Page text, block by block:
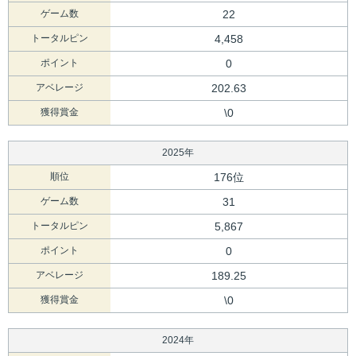
ゲーム数 22
トータルピン 4,458
ポイント 0
アベレージ 202.63
獲得賞金 \0
2025年
順位 176位
ゲーム数 31
トータルピン 5,867
ポイント 0
アベレージ 189.25
獲得賞金 \0
2024年